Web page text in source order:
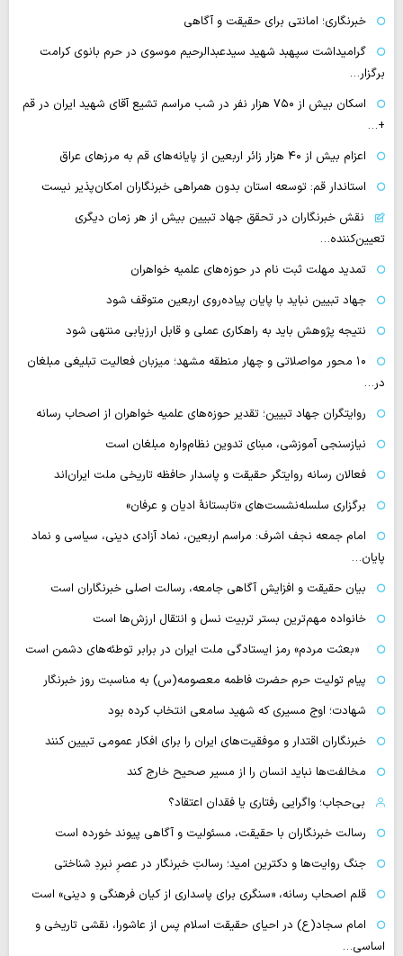
خبرنگاری؛ امانتی برای حقیقت و آگاهی
گرامیداشت سپهبد شهید سیدعبدالرحیم موسوی در حرم بانوی کرامت
برگزار…
اسکان بیش از ۷۵۰ هزار نفر در شب مراسم تشیع آقای شهید ایران در قم
+…
اعزام بیش از ۴۰ هزار زائر اربعین از پایانه‌های قم به مرزهای عراق
استاندار قم: توسعه استان بدون همراهی خبرنگاران امکان‌پذیر نیست
نقش خبرنگاران در تحقق جهاد تبیین بیش از هر زمان دیگری
تعیین‌کننده…
تمدید مهلت ثبت نام در حوزه‌های علمیه خواهران
جهاد تبیین نباید با پایان پیاده‌روی اربعین متوقف شود
نتیجه پژوهش باید به راهکاری عملی و قابل ارزیابی منتهی شود
۱۰ محور مواصلاتی و چهار منطقه مشهد؛ میزبان فعالیت تبلیغی مبلغان
در…
روایتگران جهاد تبیین؛ تقدیر حوزه‌های علمیه خواهران از اصحاب رسانه
نیازسنجی آموزشی، مبنای تدوین نظام‌واره مبلغان است
فعالان رسانه‌ روایتگر حقیقت و پاسدار حافظه تاریخی ملت ایران‌اند
برگزاری سلسله‌نشست‌های «تابستانهٔ ادیان و عرفان»
امام جمعه نجف اشرف: مراسم اربعین، نماد آزادی دینی، سیاسی و نماد
پایان…
بیان حقیقت و افزایش آگاهی جامعه، رسالت اصلی خبرنگاران است
خانواده مهم‌ترین بستر تربیت نسل و انتقال ارزش‌ها است
«بعثت مردم» رمز ایستادگی ملت ایران در برابر توطئه‌های دشمن است
پیام تولیت حرم حضرت فاطمه معصومه(س) به مناسبت روز خبرنگار
شهادت؛ اوج مسیری که شهید سامعی انتخاب کرده بود
خبرنگاران اقتدار و موفقیت‌های ایران را برای افکار عمومی تبیین کنند
مخالفت‌ها نباید انسان را از مسیر صحیح خارج کند
بی‌حجاب؛ واگرایی رفتاری یا فقدان اعتقاد؟
رسالت خبرنگاران با حقیقت، مسئولیت و آگاهی پیوند خورده است
جنگ روایت‌ها و دکترین امید؛ رسالتِ خبرنگار در عصرِ نبردِ شناختی
قلم اصحاب رسانه، «سنگری برای پاسداری از کیان فرهنگی و دینی» است
امام سجاد(ع) در احیای حقیقت اسلام پس از عاشورا، نقشی تاریخی و
اساسی…